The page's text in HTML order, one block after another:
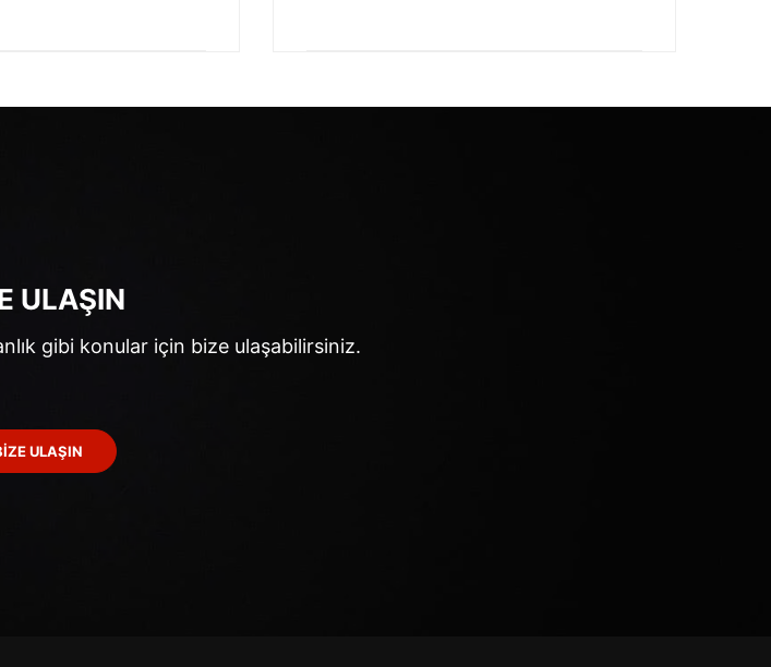
ULAŞIN
gibi konular için bize ulaşabilirsiniz.
ULAŞIN